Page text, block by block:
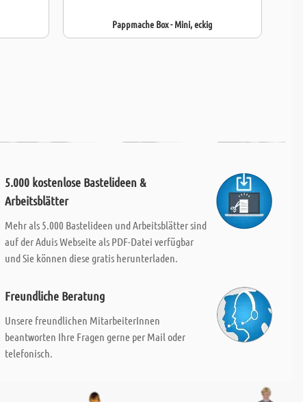
Pappmache Box - Mini, eckig
5.000 kostenlose Bastelideen &
Arbeitsblätter
Mehr als 5.000 Bastelideen und Arbeitsblätter sind
auf der Aduis Webseite als PDF-Datei verfügbar
und Sie können diese gratis herunterladen.
Freundliche Beratung
Unsere freundlichen MitarbeiterInnen
beantworten Ihre Fragen gerne per Mail oder
telefonisch.